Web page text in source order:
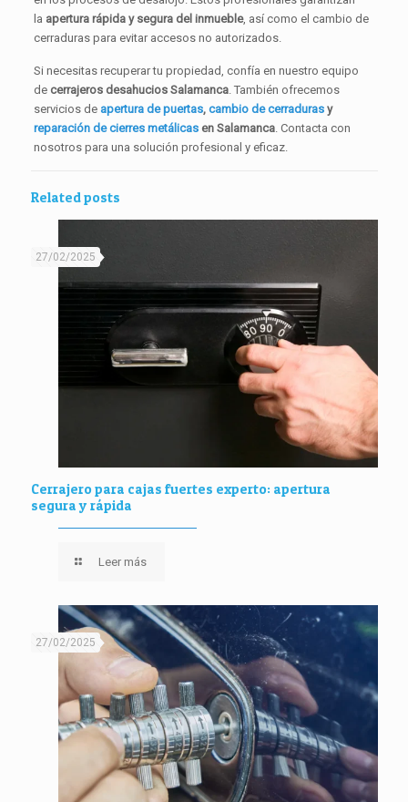
la apertura rápida y segura del inmueble, así como el cambio de
cerraduras para evitar accesos no autorizados.
Si necesitas recuperar tu propiedad, confía en nuestro equipo
de cerrajeros desahucios Salamanca . También ofrecemos
servicios de apertura de puertas,cambio de cerradurasy
reparación de cierres metálicas en Salamanca . Contacta con
nosotros para una solución profesional y eficaz.
Related posts
27/02/2025
Cerrajero para cajas fuertes experto: apertura
segura y rápida
Leer más
27/02/2025